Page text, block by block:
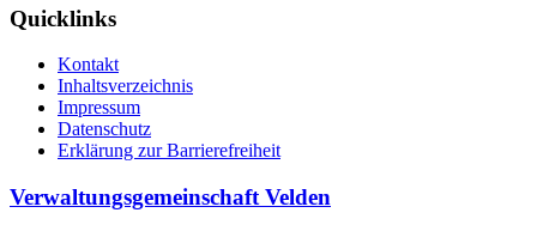
Quicklinks
Kontakt
Inhaltsverzeichnis
Impressum
Datenschutz
Erklärung zur Barrierefreiheit
Verwaltungsgemeinschaft Velden